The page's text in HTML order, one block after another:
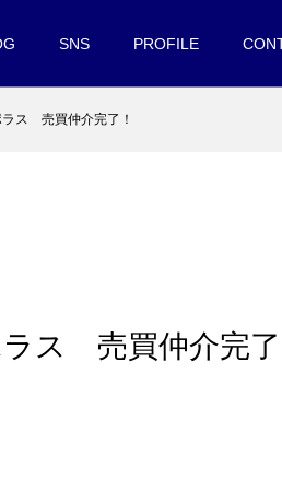
SNS PROFILE
ラス 売買仲介完了！
ラス 売買仲介完